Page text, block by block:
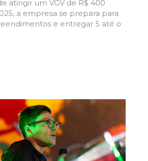
atingir um VGV de R$ 400
a empresa se prepara para
e entregar 5 até o